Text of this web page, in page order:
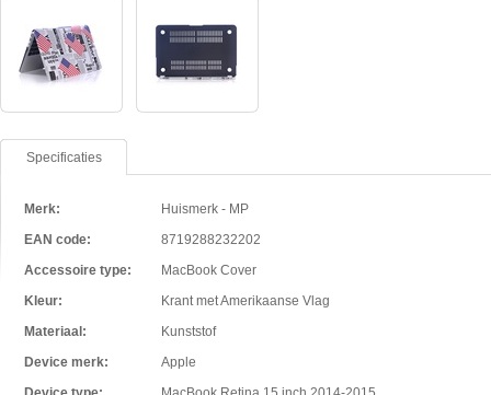
Specificaties
Merk:
Huismerk - MP
EAN code:
8719288232202
Accessoire type:
MacBook Cover
Kleur:
Krant met Amerikaanse Vlag
Materiaal:
Kunststof
Device merk:
Apple